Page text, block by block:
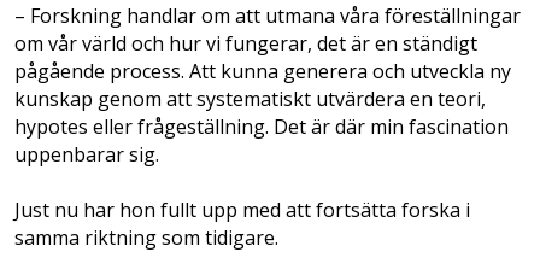
– Forskning handlar om att utmana våra föreställningar
om vår värld och hur vi fungerar, det är en ständigt
pågående process. Att kunna generera och utveckla ny
kunskap genom att systematiskt utvärdera en teori,
hypotes eller frågeställning. Det är där min fascination
uppenbarar sig.
Just nu har hon fullt upp med att fortsätta forska i
samma riktning som tidigare.